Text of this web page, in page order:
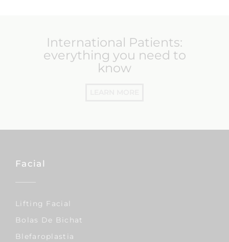
International Patients:
everything you need to
know
Facial
Lifting Facial
Bolas De Bichat
Blefaroplastia